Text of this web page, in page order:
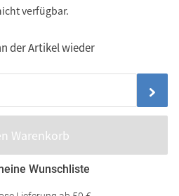
verfügbar.
der Artikel wieder
Warenkorb
Wunschliste